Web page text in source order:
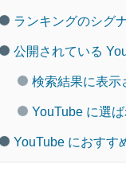
ランキングのシグ
公開されている
検索結果に表示
YouTube に選
YouTube におすす